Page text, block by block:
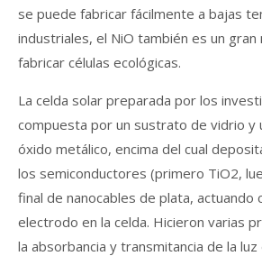
se puede fabricar fácilmente a bajas
industriales, el NiO también es un gran
fabricar células ecológicas.
La celda solar preparada por los
compuesta por un sustrato de vidrio y
óxido metálico, encima del cual
los semiconductores (primero TiO2,
final de nanocables de plata, actuando
electrodo en la celda. Hicieron varias
la absorbancia y transmitancia de la